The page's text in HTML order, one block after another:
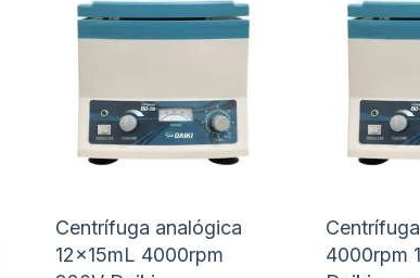
à
de
desejos
para
Comparar
Centrífuga analógica
12x15mL 4000rpm
à
lista
de
para
4000rpm